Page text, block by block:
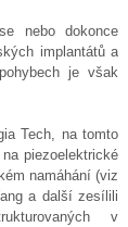
nebo dokonce
implantátů a
je však
Tech, na tomto
piezoelektrické
namáhání (viz
a další zesílili
v